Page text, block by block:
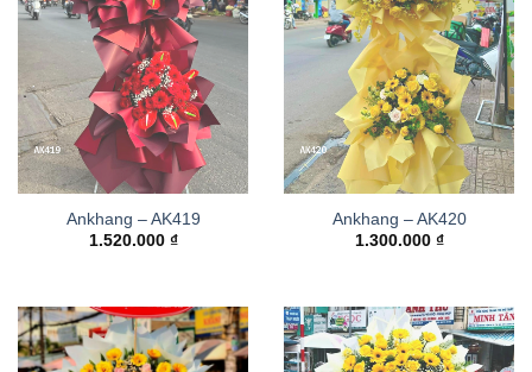
Ankhang – AK419
1.520.000 ₫
Ankhang – AK420
1.300.000 ₫